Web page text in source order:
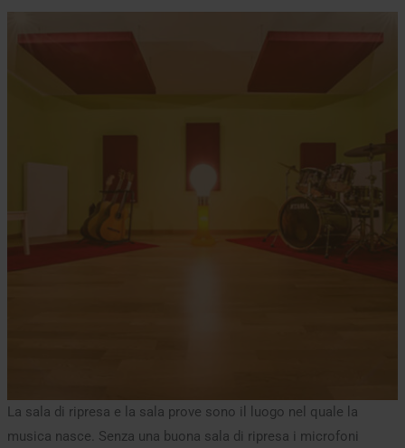
La sala di ripresa e la sala prove sono il luogo nel quale la
musica nasce. Senza una buona sala di ripresa i microfoni